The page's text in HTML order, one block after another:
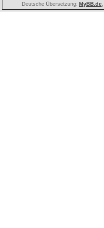
Deutsche Übersetzung: MyBB.de